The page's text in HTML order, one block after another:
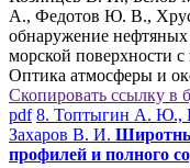
А., Федотов Ю. В.,
обнаружение нефтяных
морской поверхности
Оптика атмосферы и
Скопировать ссылку в
pdf 8. Топтыгин А. Ю.,
Захаров В. И.
профилей и полного